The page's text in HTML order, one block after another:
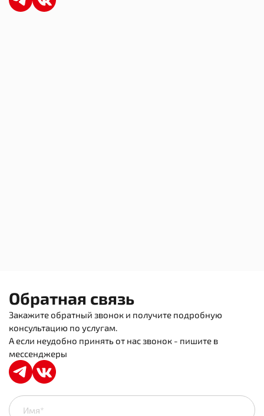
Обратная связь
Закажите обратный звонок и получите подробную
консультацию по услугам.
А если неудобно принять от нас звонок - пишите в
мессенджеры
Имя*
Нажимая на кнопку «Заказать звонок», вы
принимаете условия
Пользовательского соглашения
Спасибо!
Ваша заявка успешно отправлена.